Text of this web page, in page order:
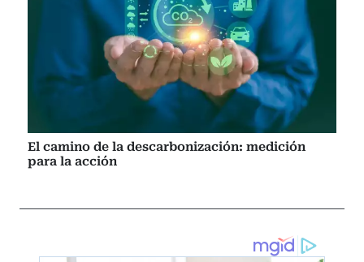
El camino de la descarbonización: medición
para la acción